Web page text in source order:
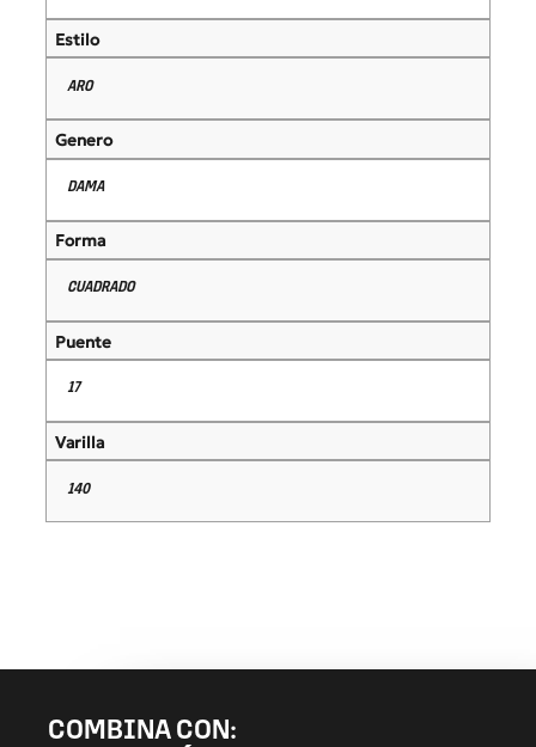
Estilo
ARO
Genero
DAMA
Forma
CUADRADO
Puente
17
Varilla
140
COMBINA CON: